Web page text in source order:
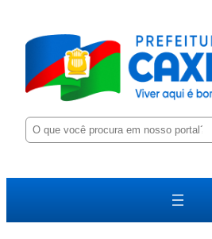
P
e
u
a